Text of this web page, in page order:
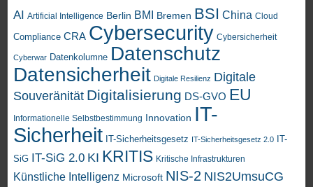
AI Artificial Intelligence Berlin BMI Bremen BSI China Cloud
Compliance CRA Cybersecurity Cybersicherheit
Cyberwar Datenkolumne Datenschutz
Datensicherheit Digitale Resilienz Digitale
Souveränität Digitalisierung DS-GVO EU
Informationelle Selbstbestimmung Innovation IT-
Sicherheit IT-Sicherheitsgesetz IT-Sicherheitsgesetz 2.0
IT-
SiG IT-SiG 2.0 KI KRITIS Kritische Infrastrukturen
Künstliche Intelligenz Microsoft NIS-2 NIS2UmsuCG